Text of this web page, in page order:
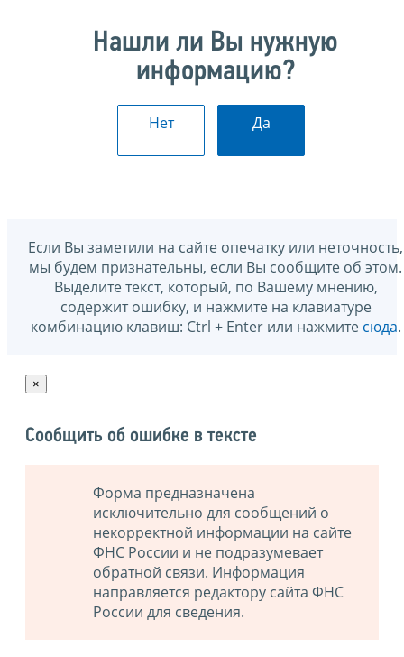
Нашли ли Вы нужную
информацию?
Нет Да
Если Вы заметили на сайте опечатку или неточность,
мы будем признательны, если Вы сообщите об этом.
Выделите текст, который, по Вашему мнению,
содержит ошибку, и нажмите на клавиатуре
комбинацию клавиш: Ctrl + Enter или нажмите сюда.
×
Сообщить об ошибке в тексте
Форма предназначена
исключительно для сообщений о
некорректной информации на сайте
ФНС России и не подразумевает
обратной связи. Информация
направляется редактору сайта ФНС
России для сведения.